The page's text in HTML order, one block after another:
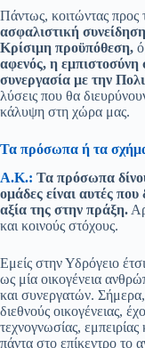
Πάντως, κοιτώντας προς
ασφαλιστική
Κρίσιμη προϋπόθεση,
αφενός, η εμπιστοσύνη
συνεργασία με την
λύσεις που θα
κάλυψη στη χώρα μας.
Τα πρόσωπα ή τα
Α.Κ.: Τα πρόσωπα
ομάδες είναι αυτές
αξία της στην πράξη.
και κοινούς στόχους.
Εμείς στην Υδρόγειο
ως μία οικογένεια
και συνεργατών.
διεθνούς οικογένειας,
τεχνογνωσίας,
πάντα στο επίκεντρο το